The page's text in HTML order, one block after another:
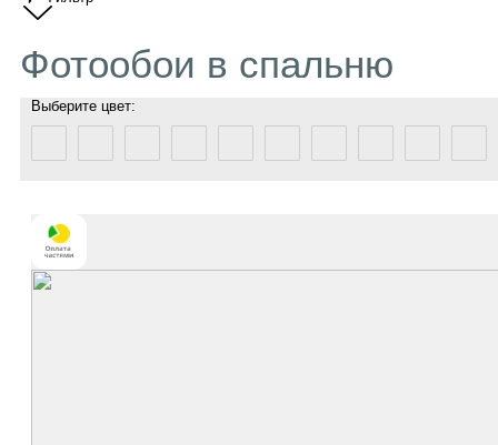
Фотообои в спальню
Выберите цвет: